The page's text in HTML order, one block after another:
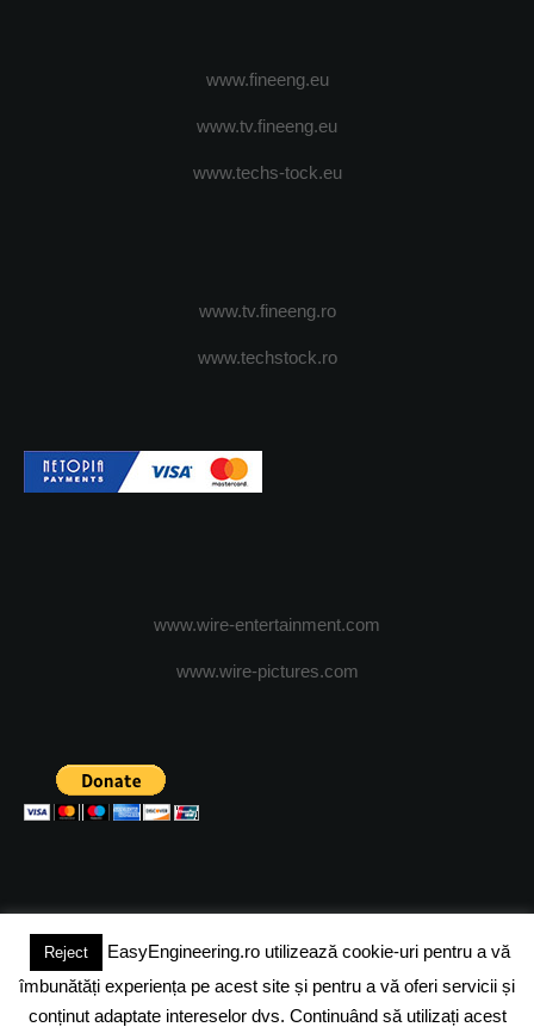
www.fineeng.eu
www.tv.fineeng.eu
www.techs-tock.eu
www.tv.fineeng.ro
www.techstock.ro
www.wire-entertainment.com
www.wire-pictures.com
(c) 2024 - FineEngineeringMagazine. All rights reserved.
DESPRE NOI ADVERTISING JOBS DESPRE COOKIES
Reject
EasyEngineering.ro utilizează cookie-uri pentru a vă
îmbunătăți experiența pe acest site și pentru a vă oferi servicii și
conținut adaptate intereselor dvs. Continuând să utilizați acest